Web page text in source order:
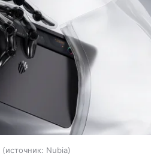
источник: Nubia